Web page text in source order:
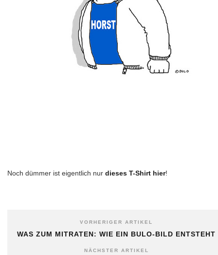
Noch dümmer ist eigentlich nur dieses T-Shirt hier!
VORHERIGER ARTIKEL
WAS ZUM MITRATEN: WIE EIN BULO-BILD ENTSTEHT
NÄCHSTER ARTIKEL